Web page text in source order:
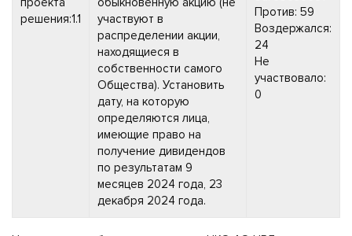
решения:1.1
участвуют в
распределении акции,
находящиеся в
собственности самого
Общества). Установить
дату, на которую
определяются лица,
имеющие право на
получение дивидендов
по результатам 9
месяцев 2024 года, 23
декабря 2024 года.
Против: 59
Воздержался:
24
Не
участвовало:
0